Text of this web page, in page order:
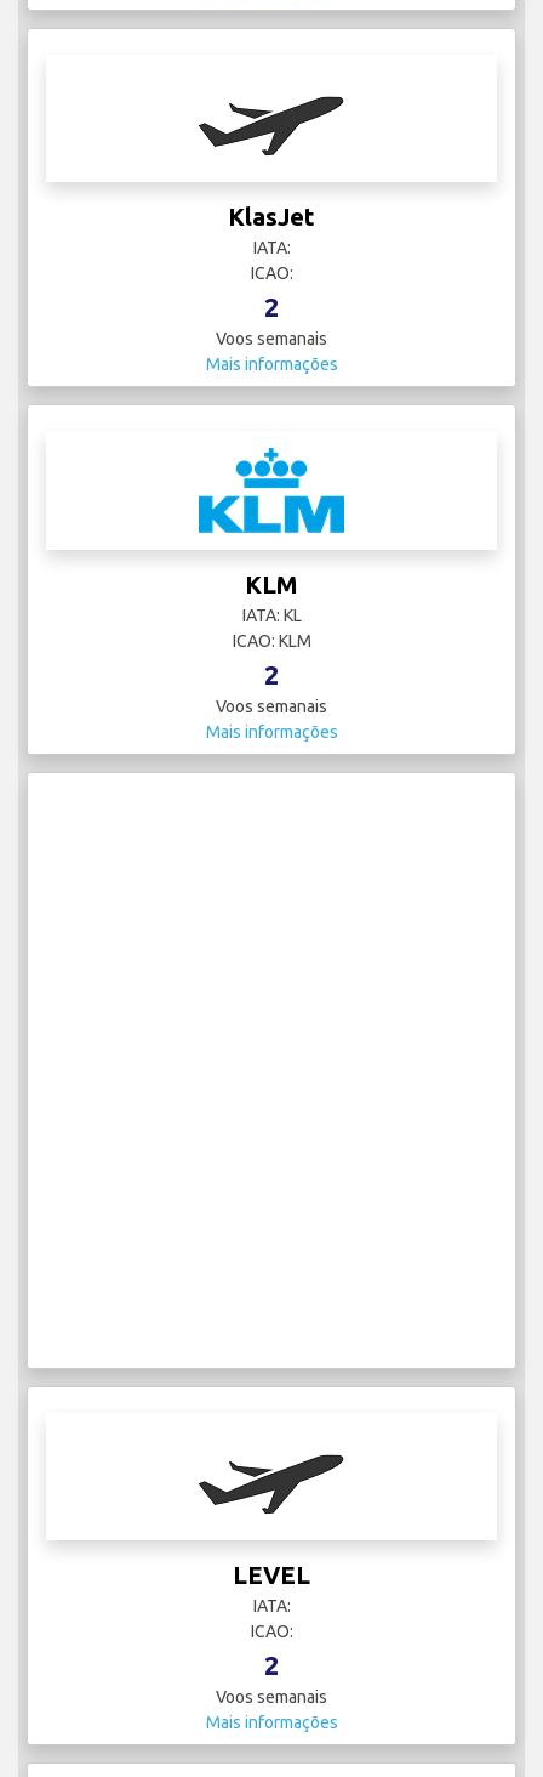
KlasJet
IATA:
ICAO:
2
Voos semanais
Mais informações
KLM
IATA: KL
ICAO: KLM
2
Voos semanais
Mais informações
LEVEL
IATA:
ICAO:
2
Voos semanais
Mais informações